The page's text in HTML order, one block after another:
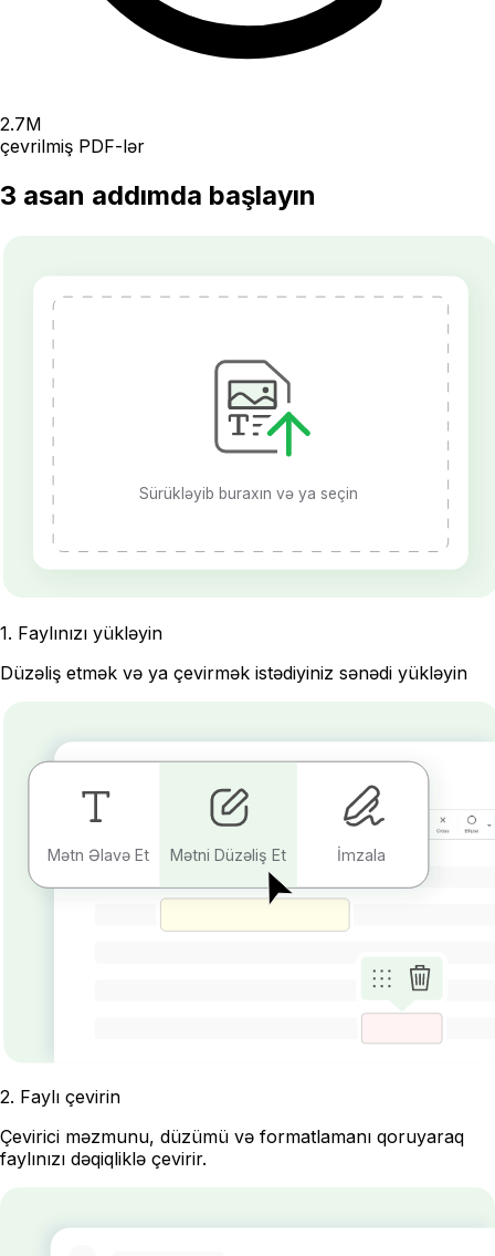
2.7M
çevrilmiş PDF-lər
3 asan addımda başlayın
Sürükləyib buraxın və ya seçin
1. Faylınızı yükləyin
Düzəliş etmək və ya çevirmək istədiyiniz sənədi yükləyin
Mətn Əlavə Et Mətni Düzəliş Et İmzala
2. Faylı çevirin
Çevirici məzmunu, düzümü və formatlamanı qoruyaraq
faylınızı dəqiqliklə çevirir.